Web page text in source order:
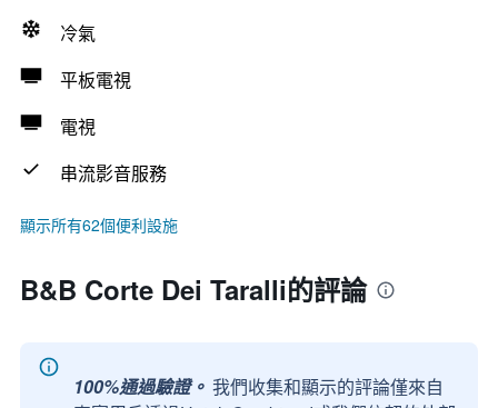
冷氣
平板電視
電視
串流影音服務
顯示所有62個便利設施
B&B Corte Dei Taralli的評論
100%通過驗證。 我們收集和顯示的評論僅來自